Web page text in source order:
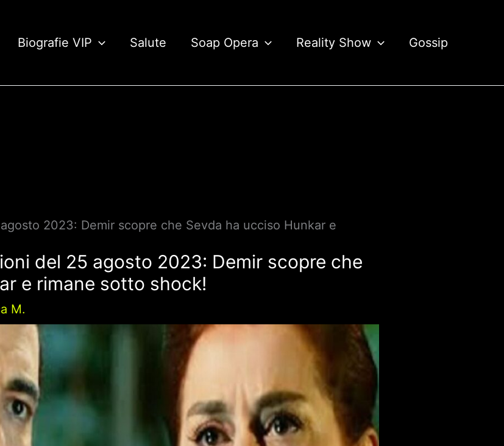
Biografie VIP Salute Soap Opera Reality Show Gossip
2023: Demir scopre che Sevda ha ucciso Hunkar e
del 25 agosto 2023: Demir scopre che
e rimane sotto shock!
M.